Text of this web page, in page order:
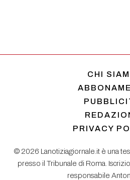
CHI
PRIVACY
© 2026 Lanotiziagiornale.it è una
presso il Tribunale di Roma.
responsabile